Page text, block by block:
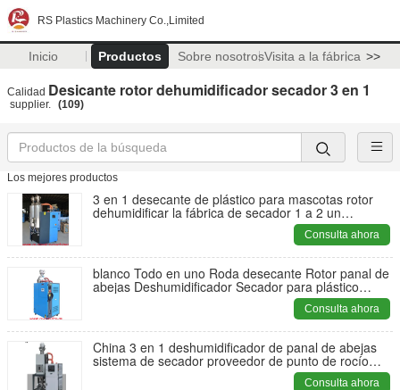
RS Plastics Machinery Co.,Limited
Inicio Productos Sobre nosotrosVisita a la fábrica >>
Calidad Desicante rotor dehumidificador secador 3 en 1
supplier. (109)
Los mejores productos
3 en 1 desecante de plástico para mascotas rotor
dehumidificar la fábrica de secador 1 a 2 un
deshumidificador con 2 silos de las tolvas buen
Consulta ahora
blanco Todo en uno Roda desecante Rotor panal de
abejas Deshumidificador Secador para plástico
Consulta ahora
China 3 en 1 deshumidificador de panal de abejas
sistema de secador proveedor de punto de rocío
bajo para inyecciones buen precio con CE a europeo
Consulta ahora